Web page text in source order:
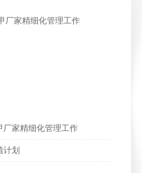
厂家精细化管理工作
计划